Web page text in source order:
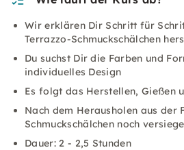
Wir erklären Dir Schritt für
Terrazzo-Schmuckschälchen
Du suchst Dir die Farben und
individuelles Design
Es folgt das Herstellen, Gießen
Nach dem Herausholen aus der
Schmuckschälchen noch
Dauer: 2 - 2,5 Stunden